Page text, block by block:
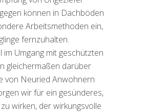
können in Dachböden
Arbeitsmethoden ein,
fernzuhalten.
Umgang mit geschützten
gleichermaßen darüber
von Neuried Anwohnern
wir für ein gesünderes,
wirken, der wirkungsvolle